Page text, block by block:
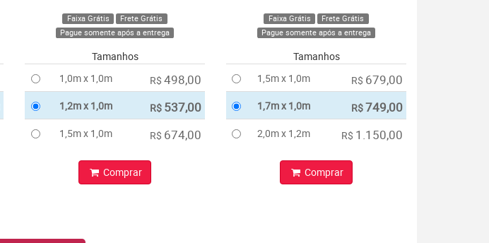
Faixa Grátis
Frete Grátis
Pague somente após a entrega
Tamanhos
1,0m x 1,0m
R$ 498,00
1,2m x 1,0m R$ 537,00
1,5m x 1,0m R$ 674,00
Comprar
Faixa Grátis
Frete Grátis
Pague somente após a entrega
Tamanhos
1,5m x 1,0m
R$ 679,00
1,7m x 1,0m R$749,00
2,0m x 1,2m R$ 1.150,00
Comprar